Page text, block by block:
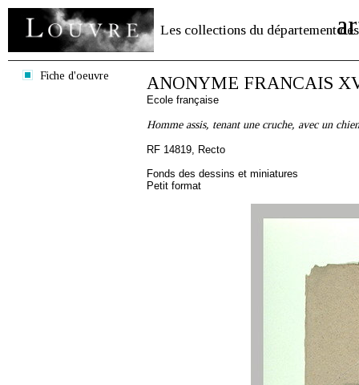
Les collections du département des
Fiche d'oeuvre ANONYME FRANCAIS
Ecole française
Homme assis, tenant une cruche, avec un chien
RF 14819, Recto
Fonds des dessins et miniatures
Petit format